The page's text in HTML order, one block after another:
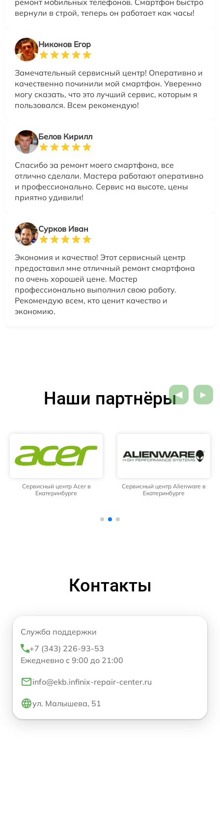
вернули в строй, теперь он работает как часы!
Никонов Егор
Замечательный сервисный центр! Оперативно и
качественно починили мой смартфон. Уверенно
могу сказать, что это лучший сервис, которым я
пользовался. Всем рекомендую!
Белов Кирилл
Спасибо за ремонт моего смартфона, все
отлично сделали. Мастера работают оперативно
и профессионально. Сервис на высоте, цены
приятно удивили!
Сурков Иван
Экономия и качество! Этот сервисный центр
предоставил мне отличный ремонт смартфона
по очень хорошей цене. Мастер
профессионально выполнил свою работу.
Рекомендую всем, кто ценит качество и
экономию.
Наши партнёры
Сервисный центр Acer в
Екатеринбурге
Сервисный центр Alienware в
Екатеринбурге
Контакты
Служба поддержки
+7 (343) 226-93-53
Ежедневно с 9:00 до 21:00
info@ekb.infinix-repair-center.ru
ул. Малышева, 51